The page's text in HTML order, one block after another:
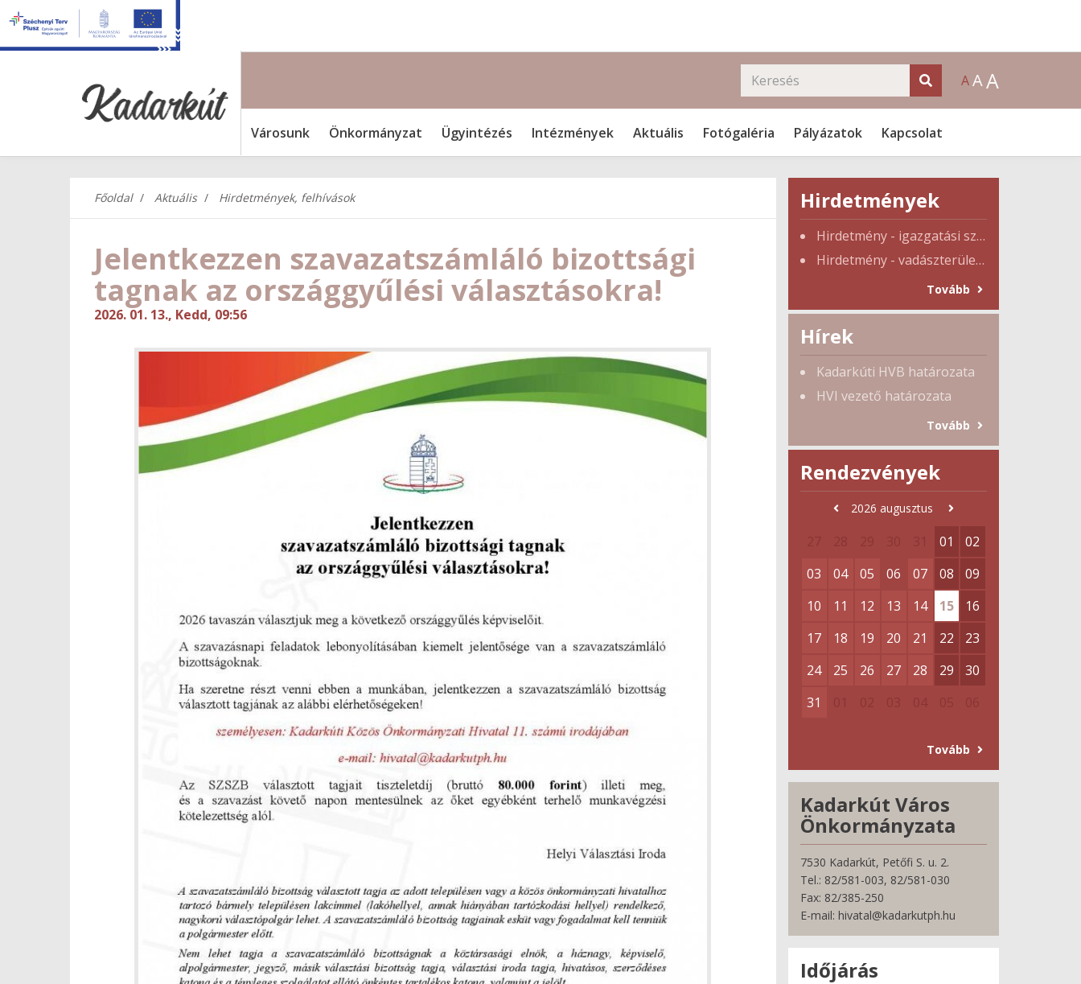
AAA
Városunk Önkormányzat Ügyintézés Intézmények Aktuális Fotógaléria Pályázatok Kapcsolat
Főoldal Aktuális Hirdetmények, felhívások
Jelentkezzen szavazatszámláló bizottsági
tagnak az országgyűlési választásokra!
2026. 01. 13., Kedd, 09:56
Hirdetmények
Hirdetmény - igazgatási szünet
Hirdetmény - vadászterület tulajdonosi gyűlés
Tovább
Hírek
Kadarkúti HVB határozata
HVI vezető határozata
Tovább
Rendezvények
2026 augusztus
01
02
03
04 05 06 07 08
09
10
11 12 13 14 15
16
17
18 19 20 21 22
23
24
25 26 27 28 29
30
31
Tovább
Kadarkút Város
Önkormányzata
7530 Kadarkút, Petőfi S. u. 2.
Tel.: 82/581-003, 82/581-030
Fax: 82/385-250
E-mail: hivatal@kadarkutph.hu
Időjárás